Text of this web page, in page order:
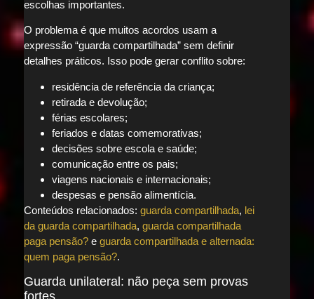
escolhas importantes.
O problema é que muitos acordos usam a
expressão “guarda compartilhada” sem definir
detalhes práticos. Isso pode gerar conflito sobre:
residência de referência da criança;
retirada e devolução;
férias escolares;
feriados e datas comemorativas;
decisões sobre escola e saúde;
comunicação entre os pais;
viagens nacionais e internacionais;
despesas e pensão alimentícia.
Conteúdos relacionados: guarda compartilhada, lei
da guarda compartilhada, guarda compartilhada
paga pensão?e guarda compartilhada e alternada:
quem paga pensão?.
Guarda unilateral: não peça sem provas
fortes